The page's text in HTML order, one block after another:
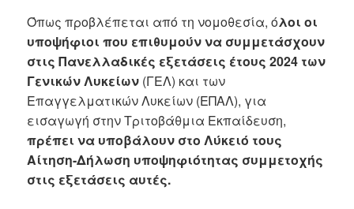
Όπως προβλέπεται από τη νομοθεσία, όλοι οι
υποψήφιοι που επιθυμούν να συμμετάσχουν
στις Πανελλαδικές εξετάσεις έτους 2024 των
Γενικών Λυκείων (ΓΕΛ) και των
Επαγγελματικών Λυκείων (ΕΠΑΛ), για
εισαγωγή στην Τριτοβάθμια Εκπαίδευση,
πρέπει να υποβάλουν στο Λύκειό τους
Αίτηση-Δήλωση υποψηφιότητας συμμετοχής
στις εξετάσεις αυτές.